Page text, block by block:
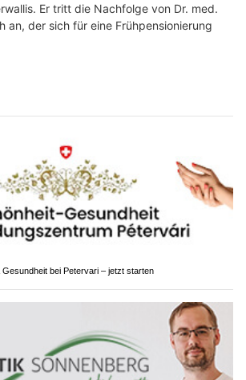
Er tritt die Nachfolge von Dr. med.
an, der sich für eine Frühpensionierung
bei Petervari – jetzt starten